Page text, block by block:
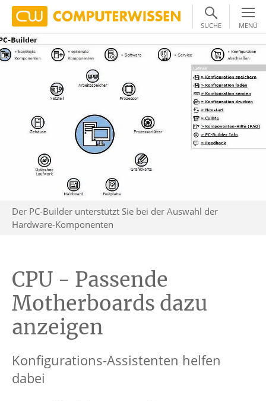
SUCHE MENÜ
Der PC-Builder unterstützt Sie bei der Auswahl der
Hardware-Komponenten
CPU - Passende
Motherboards dazu
anzeigen
Konfigurations-Assistenten helfen
dabei